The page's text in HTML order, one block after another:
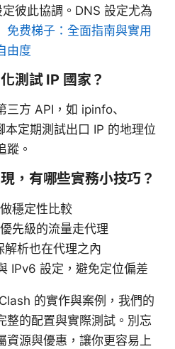
彼此協調。DNS 設定尤為
免费梯子：全面指南與實用
由度
測試 IP 國家？
三方 API，如 ipinfo、
定期測試出口 IP 的地理位
蹤。
，有哪些實務小技巧？
穩定性比較
先級的流量走代理
解析也在代理之內
IPv6 設定，避免定位偏差
的實作與案例，我們的
整的配置與實際測試。別忘
資源與優惠，讓你更容易上